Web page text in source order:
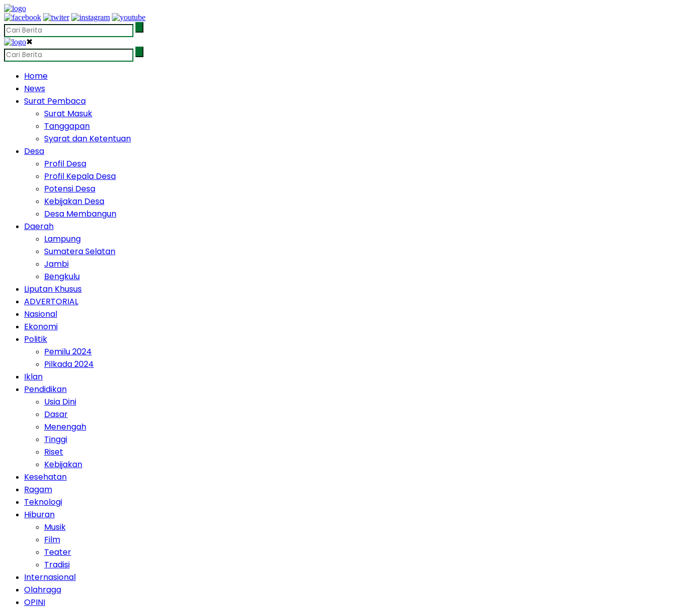
✖
Home
News
Surat Pembaca
Surat Masuk
Tanggapan
Syarat dan Ketentuan
Desa
Profil Desa
Profil Kepala Desa
Potensi Desa
Kebijakan Desa
Desa Membangun
Daerah
Lampung
Sumatera Selatan
Jambi
Bengkulu
Liputan Khusus
ADVERTORIAL
Nasional
Ekonomi
Politik
Pemilu 2024
Pilkada 2024
Iklan
Pendidikan
Usia Dini
Dasar
Menengah
Tinggi
Riset
Kebijakan
Kesehatan
Ragam
Teknologi
Hiburan
Musik
Film
Teater
Tradisi
Internasional
Olahraga
OPINI